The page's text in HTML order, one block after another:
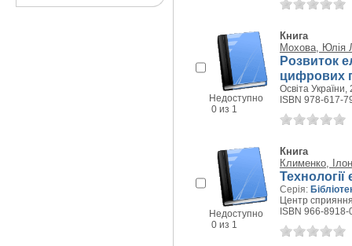
Недоступно
0 из 1
Книга
Мохова, Юлія
Розвиток
цифрових
Освіта України,
ISBN 978-617-
Недоступно
0 из 1
Книга
Клименко,
Серія:
Центр
ISBN 966-8918-